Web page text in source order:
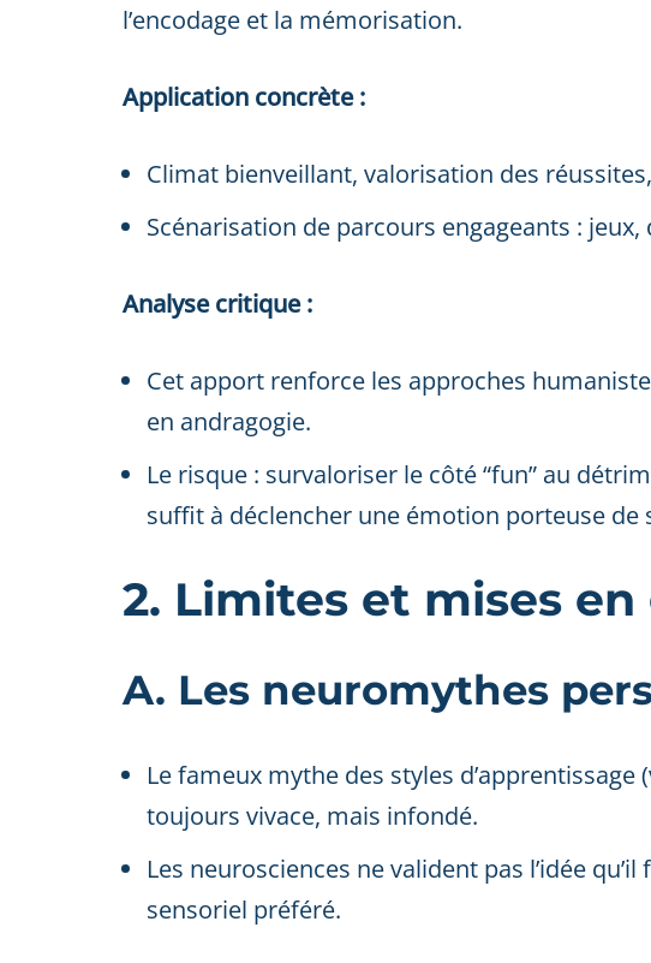
l’encodage et la mémorisation.
Application concrète :
Climat bienveillant, valorisation des
Scénarisation de parcours engageants :
Analyse critique :
Cet apport renforce les approches
en andragogie.
Le risque : survaloriser le côté “fun” au
suffit à déclencher une émotion porteuse de
2. Limites et mises en
A. Les neuromythes
Le fameux mythe des styles
toujours vivace, mais infondé.
Les neurosciences ne valident pas l’idée
sensoriel préféré.